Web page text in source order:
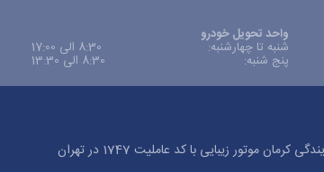
واحد تحویل خودرو
شنبه تا چهارشنبه: 8:30 الی 17:00
پنج شنبه: 8:30 الی 13:30
کلیه حقوق این وب سایت برای نمایندگی کرمان موتور زیبایی با کد عاملیت 1747 در تهران